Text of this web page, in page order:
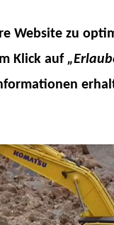
Website zu
Klick auf